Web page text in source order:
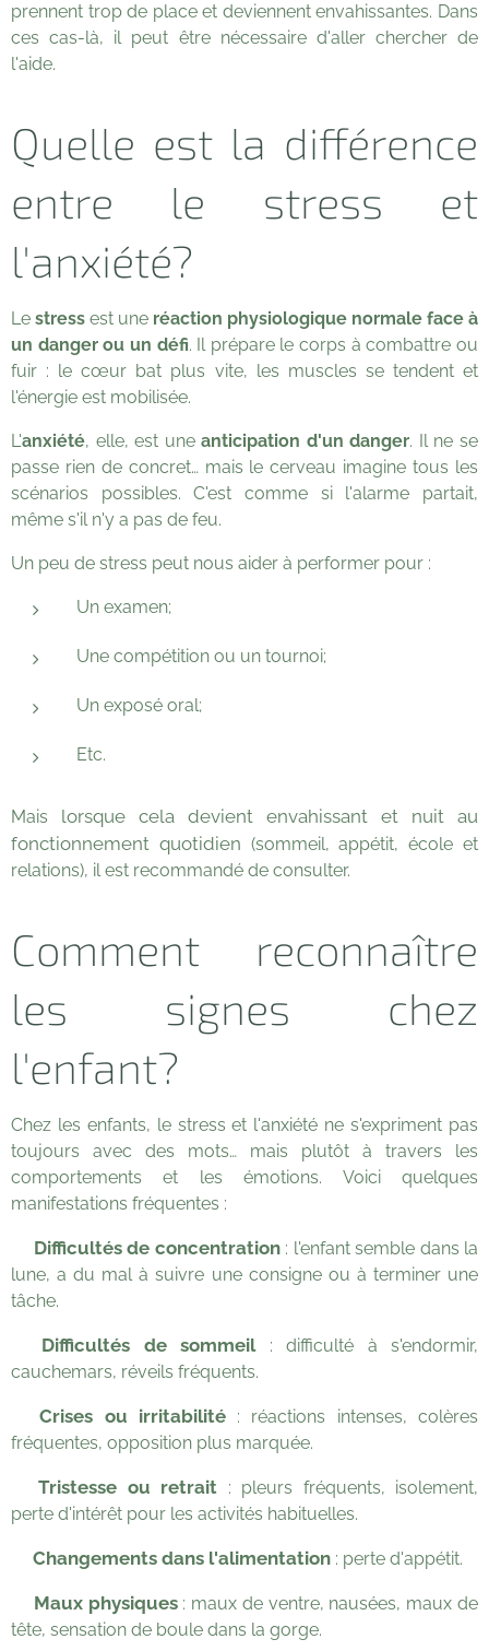
prennent trop de place et deviennent envahissantes. Dans
ces cas-là, il peut être nécessaire d'aller chercher de
l'aide.
Quelle est la différence
entre le stress et
l'anxiété?
Le stress est une réaction physiologique normale face à
un danger ou un défi. Il prépare le corps à combattre ou
fuir : le cœur bat plus vite, les muscles se tendent et
l'énergie est mobilisée.
L'anxiété, elle, est uneanticipation d'un danger. Il ne se
passe rien de concret… mais le cerveau imagine tous les
scénarios possibles. C'est comme si l'alarme partait,
même s'il n'y a pas de feu.
Un peu de stress peut nous aider à performer pour :
Un examen;
Une compétition ou un tournoi;
Un exposé oral;
Etc.
Mais lorsque cela devient envahissant et nuit au
fonctionnement quotidien (sommeil, appétit, école et
relations), il est recommandé de consulter.
Comment reconnaître
les signes chez
l'enfant?
Chez les enfants, le stress et l'anxiété ne s'expriment pas
toujours avec des mots… mais plutôt à travers
les
comportements et les émotions. Voici quelques
manifestations fréquentes :
Difficultés de concentration: l'enfant semble dans la
lune, a du mal à suivre une consigne ou à terminer une
tâche.
Difficultés desommeil: difficulté à s'endormir,
cauchemars, réveils fréquents.
💡Crises ou irritabilité: réactions intenses, colères
fréquentes, opposition plus marquée.
💡Tristesse ou retrait : pleurs fréquents, isolement,
perte d'intérêt pour les activités habituelles.
Changements dans l'alimentation : perte d'appétit.
Maux physiques: maux de ventre, nausées, maux de
tête, sensation de boule dans la gorge.